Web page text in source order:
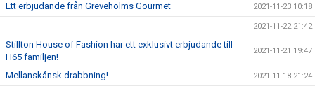
Ett erbjudande från Greveholms Gourmet 2021-11-23 10:18
2021-11-22 21:42
Stillton House of Fashion har ett exklusivt erbjudande till
H65 familjen!
2021-11-21 19:47
Mellanskånsk drabbning! 2021-11-18 21:24